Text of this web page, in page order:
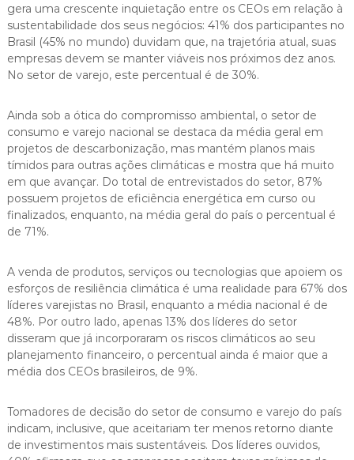
gera uma crescente inquietação entre os CEOs em relação à
sustentabilidade dos seus negócios: 41% dos participantes no
Brasil (45% no mundo) duvidam que, na trajetória atual, suas
empresas devem se manter viáveis nos próximos dez anos.
No setor de varejo, este percentual é de 30%.
Ainda sob a ótica do compromisso ambiental, o setor de
consumo e varejo nacional se destaca da média geral em
projetos de descarbonização, mas mantém planos mais
tímidos para outras ações climáticas e mostra que há muito
em que avançar. Do total de entrevistados do setor, 87%
possuem projetos de eficiência energética em curso ou
finalizados, enquanto, na média geral do país o percentual é
de 71%.
A venda de produtos, serviços ou tecnologias que apoiem os
esforços de resiliência climática é uma realidade para 67% dos
líderes varejistas no Brasil, enquanto a média nacional é de
48%. Por outro lado, apenas 13% dos líderes do setor
disseram que já incorporaram os riscos climáticos ao seu
planejamento financeiro, o percentual ainda é maior que a
média dos CEOs brasileiros, de 9%.
Tomadores de decisão do setor de consumo e varejo do país
indicam, inclusive, que aceitariam ter menos retorno diante
de investimentos mais sustentáveis. Dos líderes ouvidos,